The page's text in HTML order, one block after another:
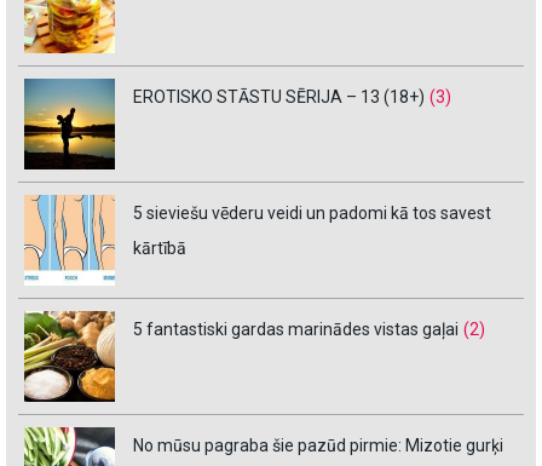
EROTISKO STĀSTU SĒRIJA – 13 (18+) (3)
5 sieviešu vēderu veidi un padomi kā tos savest
kārtībā
5 fantastiski gardas marinādes vistas gaļai (2)
No mūsu pagraba šie pazūd pirmie: Mizotie gurķi